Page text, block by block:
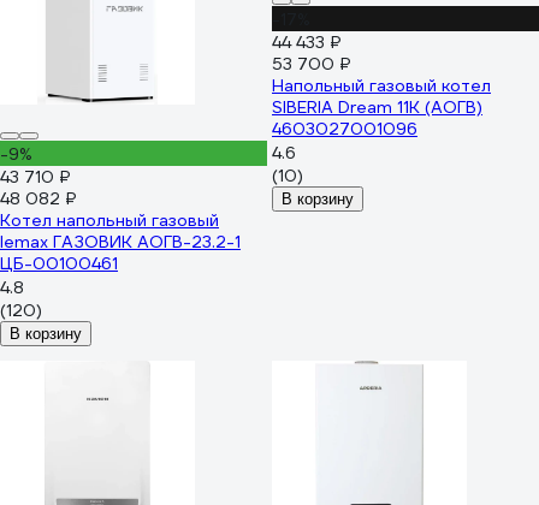
-9%
43 710 ₽
48 082 ₽
Котел напольный газовый
lemax ГАЗОВИК АОГВ-23.2-1
ЦБ-00100461
4.8
(120)
В корзину
44 433 ₽
53 700 ₽
Напольный газовый котел
SIBERIA Dream 11K (АОГВ)
4603027001096
4.6
(10)
В корзину